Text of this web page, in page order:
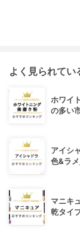
よく見られてい
ホワイ
の多い
アイシ
色&ラ
マニキ
乾タイ